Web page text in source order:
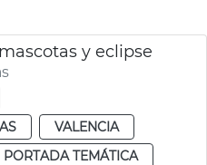
y eclipse
VALENCIA
PORTADA TEMÁTICA